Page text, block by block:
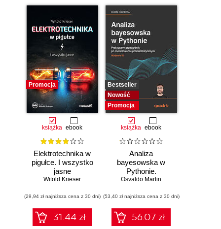
Promocja
książka ebook
Elektrotechnika w
pigułce. I wszystko
jasne
Witold Krieser
(29,94 zł najniższa cena z 30 dni)
31.44 zł
Bestseller
Nowość
Promocja
książka ebook
Analiza
bayesowska w
Pythonie.
Praktyczny
modelowaniu
probabilistycznym.
Wydanie III
Osvaldo Martin
(53,40 zł najniższa cena z 30 dni)
56.07 zł